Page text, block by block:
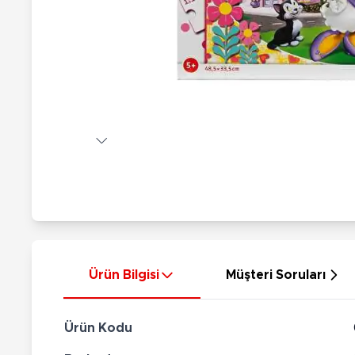
Nerf
Silahlar
Silah Setleri
Kılıç Setleri
Ürün Bilgisi Müşteri Soruları
Ürün Kodu